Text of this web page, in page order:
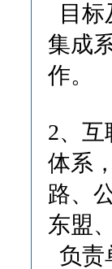
目标
集成
作。
2、
体系
路、
东盟
负责